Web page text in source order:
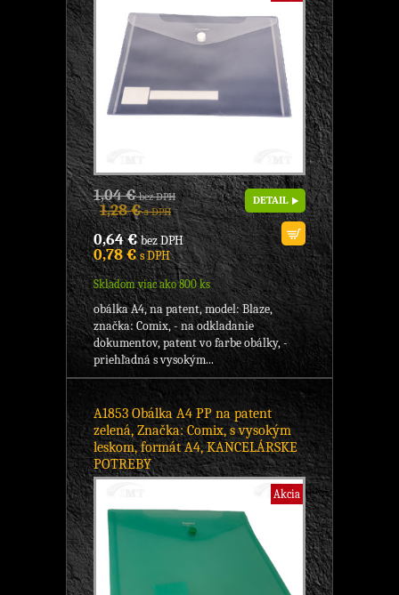
1,04 €bez DPH
1,28 €s DPH
0,64 €bez DPH
0,78 €s DPH
Skladom viac ako 800 ks
DETAIL
obálka A4, na patent, model: Blaze,
značka: Comix, - na odkladanie
dokumentov, patent vo farbe obálky, -
priehľadná s vysokým...
A1853 Obálka A4 PP na patent
zelená, Značka: Comix, s vysokým
leskom, formát A4, KANCELÁRSKE
POTREBY
Akcia